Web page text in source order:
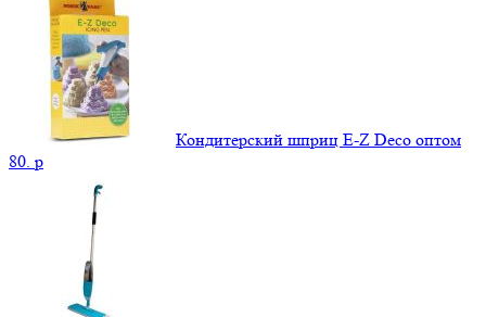
Кондитерский шприц E-Z Deco оптом
80. p